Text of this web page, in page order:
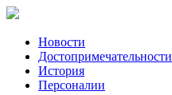
Новости
Достопримечательности
История
Персоналии